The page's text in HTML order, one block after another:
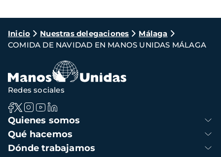
Ruta
de
navegación
Inicio Nuestras delegaciones
Málaga
COMIDA DE NAVIDAD EN MANOS UNIDAS MÁLAGA
Navegación
principal
Quienes somos
Qué hacemos
Dónde trabajamos
Redes sociales